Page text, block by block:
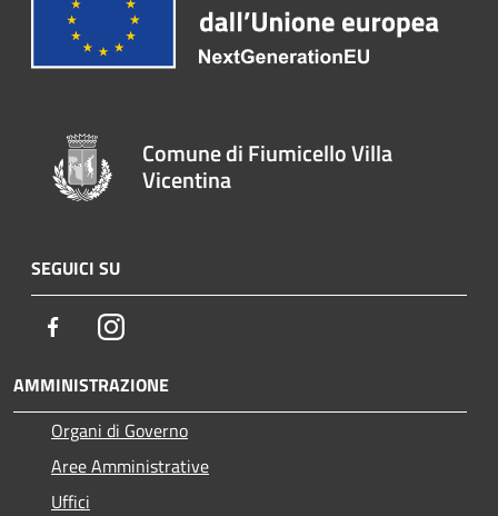
Comune di Fiumicello Villa
Vicentina
SEGUICI SU
FacebookInstagram
AMMINISTRAZIONE
Organi di Governo
Aree Amministrative
Uffici